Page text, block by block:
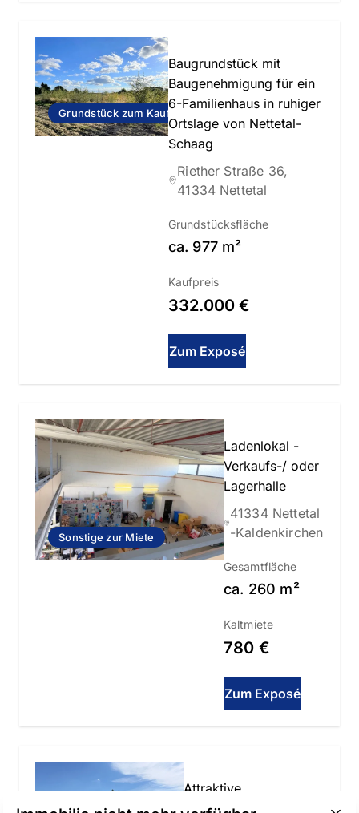
Grundstück zum Kauf
Baugrundstück mit
Baugenehmigung für ein
6-Familienhaus in ruhiger
Ortslage von Nettetal-
Schaag
Riether Straße 36,
41334 Nettetal
Grundstücksfläche
ca. 977 m²
Kaufpreis
332.000 €
Zum Exposé
Slide 1 of 9
Sonstige zur Miete
Ladenlokal -
Verkaufs-/ oder
Lagerhalle
41334 Nettetal
-Kaldenkirchen
Gesamtfläche
ca. 260 m²
Kaltmiete
780 €
Zum Exposé
Attraktive
Baugrundstücke für ein